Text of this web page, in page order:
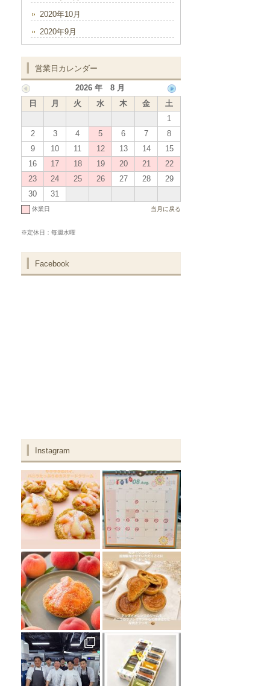
2020年10月
2020年9月
営業日カレンダー
2026 年 8 月
日
月 火 水 木 金
土
1
2
3 4 5 6 7
8
9
10 11 12 13 14
15
16
17 18 19 20 21
22
23
24 25 26 27 28
29
30
31
休業日 当月に戻る
※定休日：毎週水曜
Facebook
Instagram